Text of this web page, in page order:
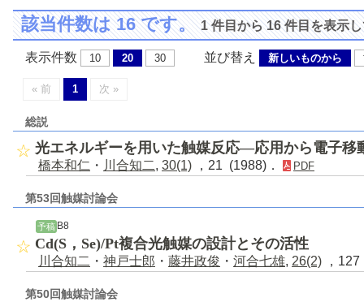
該当件数は 16 です。1 件目から 16 件目を表示
表示件数 10 20 30 並び替え 新しいものから
« 前 1 次 »
総説
光エネルギーを用いた触媒反応―応用から電子移
橋本和仁 ・ 川合知二, 30(1) ，21 (1988)． PDF
第53回触媒討論会
予稿 B8
Cd(S，Se)/Pt複合光触媒の設計とその活性
川合知二 ・ 神戸士郎 ・ 藤井政俊 ・ 河合七雄, 26(2) ，
第50回触媒討論会